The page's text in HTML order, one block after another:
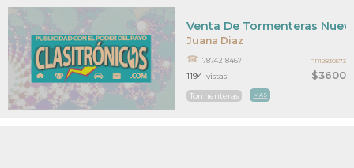
Juana Diaz
$3600
Venta De Tormenteras
7874218467
Tormenteras MAS
1194 vistas
PR12830573